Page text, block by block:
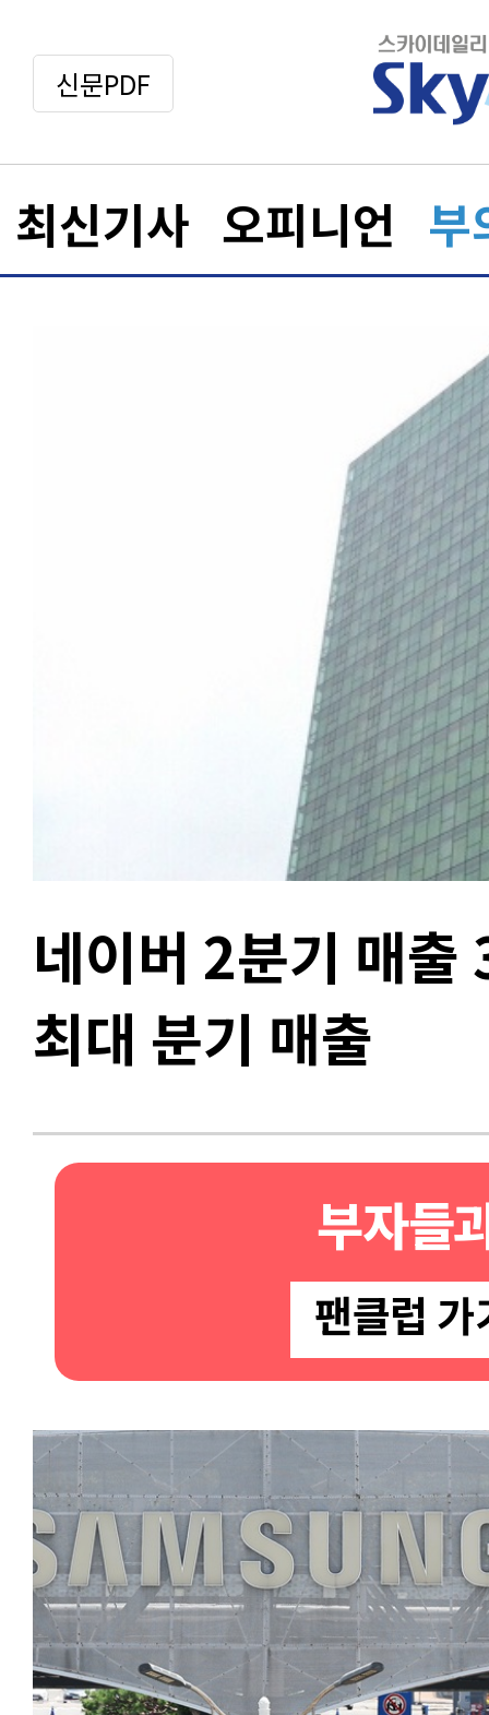
신문PDF
최신기사 오피니언 부
네이버 2분기 매
최대 분기 매출
부자들
팬클럽 가